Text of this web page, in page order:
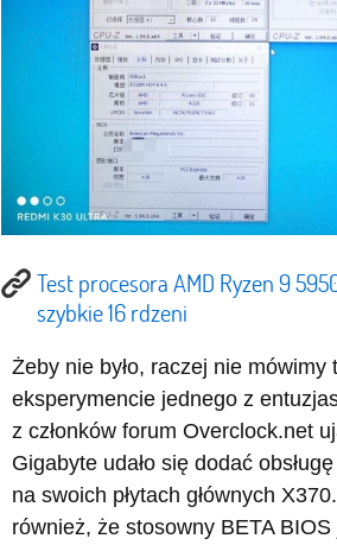
Test procesora AMD Ryzen 9
szybkie 16 rdzeni
Żeby nie było, raczej nie mówimy
eksperymencie jednego z
z członków forum Overclock.net
Gigabyte udało się dodać
na swoich płytach głównych
również, że stosowny BETA BIOS